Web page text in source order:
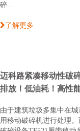
碎...
了解更多
迈科路紧凑移动性破
排放！低油耗！高性
由于建筑垃圾多集中在
用移动破碎机进行处理